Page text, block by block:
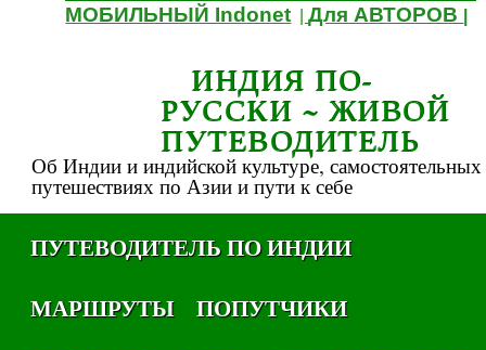
МОБИЛЬНЫЙ Indonet |Для АВТОРОВ
ИНДИЯ ПО-
РУССКИ ~ ЖИВОЙ
ПУТЕВОДИТЕЛЬ
Об Индии и индийской культуре, самостоятельных
путешествиях по Азии и пути к себе
ПУТЕВОДИТЕЛЬ ПО ИНДИИ
МАРШРУТЫ
ПОПУТЧИКИ